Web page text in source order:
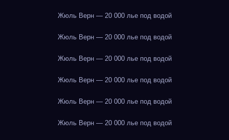
Жюль Верн — 20 000 лье под водой
Жюль Верн — 20 000 лье под водой
Жюль Верн — 20 000 лье под водой
Жюль Верн — 20 000 лье под водой
Жюль Верн — 20 000 лье под водой
Жюль Верн — 20 000 лье под водой